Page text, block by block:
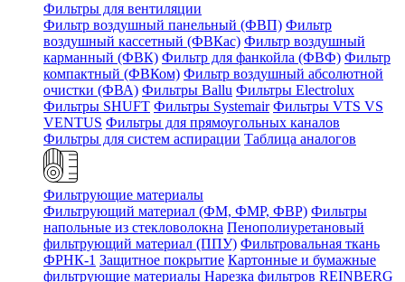
Фильтры для вентиляции
Фильтр воздушный панельный (ФВП) Фильтр
воздушный кассетный (ФВКас) Фильтр воздушный
карманный (ФВК) Фильтр для фанкойла (ФВФ) Фильтр
компактный (ФВКом) Фильтр воздушный абсолютной
очистки (ФВА) Фильтры Ballu Фильтры Electrolux
Фильтры SHUFT Фильтры Systemair Фильтры VTS VS
VENTUS Фильтры для прямоугольных каналов
Фильтры для систем аспирации Таблица аналогов
Фильтрующие материалы
Фильтрующий материал (ФМ, ФМР, ФВР) Фильтры
напольные из стекловолокна Пенополиуретановый
фильтрующий материал (ППУ) Фильтровальная ткань
ФРНК-1 Защитное покрытие Картонные и бумажные
фильтрующие материалы Нарезка фильтров REINBERG